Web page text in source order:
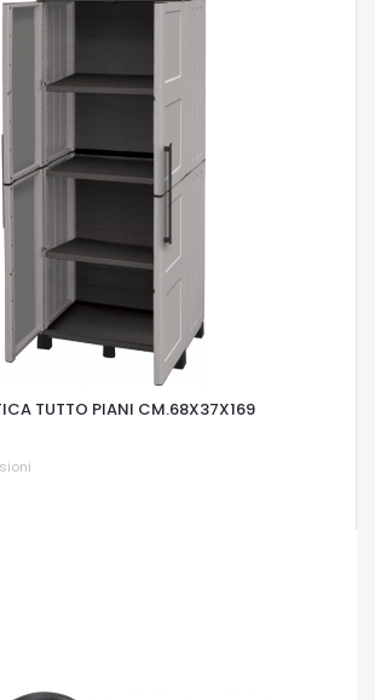
TUTTO PIANI CM.68X37X169